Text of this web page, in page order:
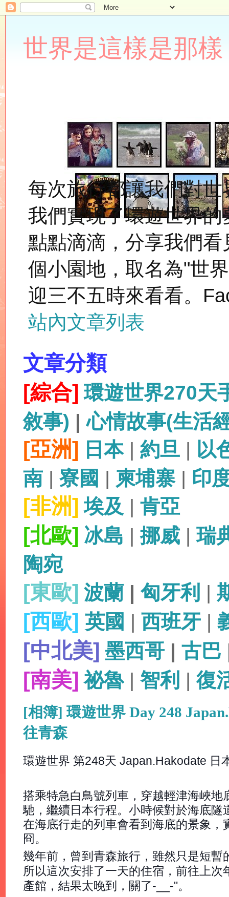
世界是這樣是那樣
每次旅行都讓我們對
我們實現了環遊世界
點點滴滴，分享我們
個小園地，取名為"世
迎三不五時來看看。
站內文章列表
文章分類
[綜合] 環遊世界270天
敘事) |心情故事(生活
[亞洲] 日本| 約旦 | 以
南 | 寮國 | 柬埔寨| 印
[非洲] 埃及 | 肯亞
[北歐] 冰島 |挪威 |瑞
陶宛
[東歐] 波蘭 | 匈牙利 |
[西歐] 英國 | 西班牙 |
[中北美] 墨西哥 | 古巴
[南美] 祕魯| 智利 |復
[相簿] 環遊世界 Day 248
往青森
環遊世界 第248天 Japan.Hakodate 日
搭乘特急白鳥號列車，穿越輕津海峽地
馳，繼續日本行程。小時候對於海底隧
在海底行走的列車會看到海底的景象，
冏。
幾年前，曾到青森旅行，雖然只是短
所以這次安排了一天的住宿，前往上
產館，結果太晚到，關了-__-"。